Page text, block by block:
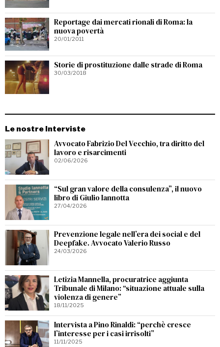
Reportage dai mercati rionali di Roma: la
nuova povertà
20/01/2011
Storie di prostituzione dalle strade di Roma
30/03/2018
Le nostre Interviste
Avvocato Fabrizio Del Vecchio, tra diritto del
lavoro e risarcimenti
02/06/2026
“Sul gran valore della consulenza”, il nuovo
libro di Giulio Iannotta
27/04/2026
Prevenzione legale nell’era dei social e del
Deepfake. Avvocato Valerio Russo
24/03/2026
Letizia Mannella, procuratrice aggiunta
Tribunale di Milano: “situazione attuale sulla
violenza di genere”
18/11/2025
Intervista a Pino Rinaldi: “perchè cresce
l’interesse per i casi irrisolti”
11/11/2025